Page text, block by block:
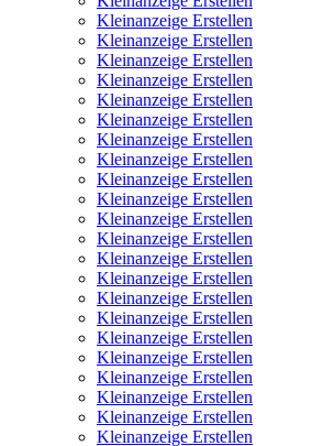
Kleinanzeige Erstellen
Kleinanzeige Erstellen
Kleinanzeige Erstellen
Kleinanzeige Erstellen
Kleinanzeige Erstellen
Kleinanzeige Erstellen
Kleinanzeige Erstellen
Kleinanzeige Erstellen
Kleinanzeige Erstellen
Kleinanzeige Erstellen
Kleinanzeige Erstellen
Kleinanzeige Erstellen
Kleinanzeige Erstellen
Kleinanzeige Erstellen
Kleinanzeige Erstellen
Kleinanzeige Erstellen
Kleinanzeige Erstellen
Kleinanzeige Erstellen
Kleinanzeige Erstellen
Kleinanzeige Erstellen
Kleinanzeige Erstellen
Kleinanzeige Erstellen